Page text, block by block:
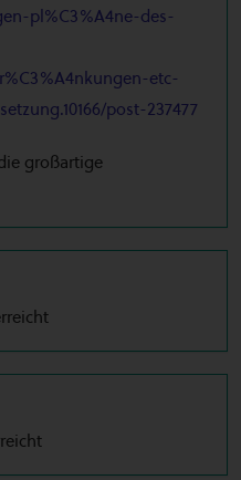
pl%C3%A4ne-des-
etc-
post-237477
großartige